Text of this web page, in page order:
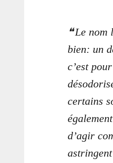
Le nom
bien: un
c’est pour
certains
d’agir